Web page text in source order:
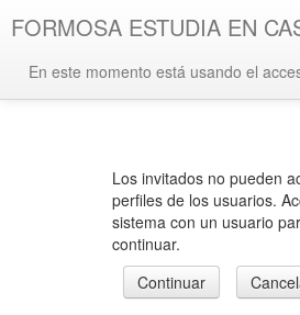
FORMOSA ESTUDIA EN
En este momento está usando el
Los invitados no pueden
perfiles de los usuarios.
sistema con un usuario
continuar.